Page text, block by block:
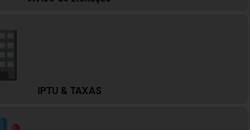
IPTU & TAXAS